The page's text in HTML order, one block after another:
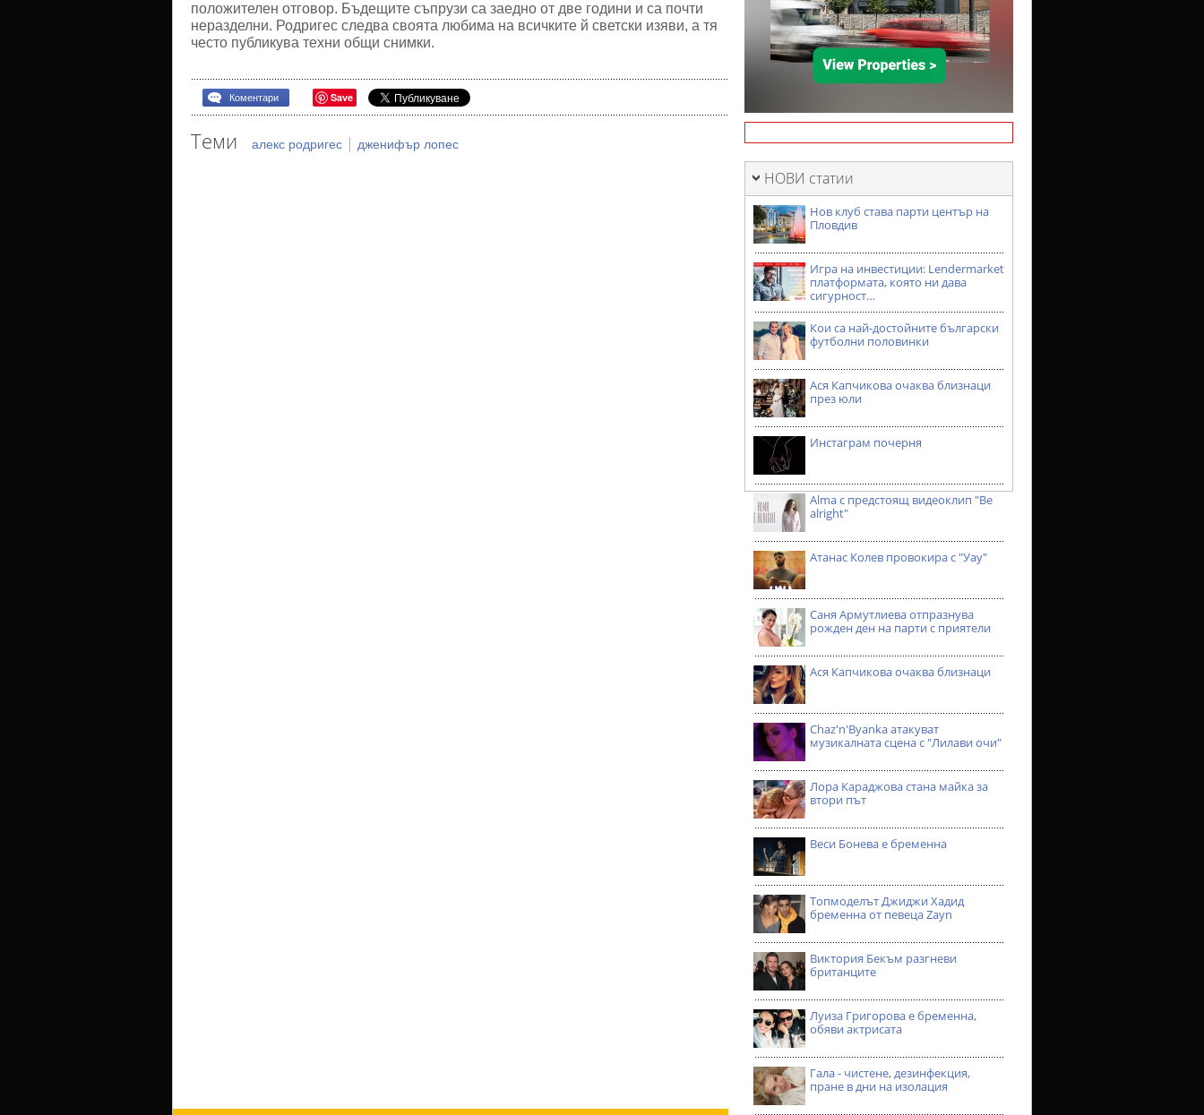
положителен отговор. Бъдещите съпрузи са заедно от две години и са почти
неразделни. Родригес следва своята любима на всичките й светски изяви, а тя
често публикува техни общи снимки.
Коментари Save
Теми алекс родригес | дженифър лопес
НОВИ статии
Нов клуб става парти център на
Пловдив
Игра на инвестиции: Lendermarket
платформата, която ни дава
сигурност…
Кои са най-достойните български
футболни половинки
Ася Капчикова очаква близнаци
през юли
Инстаграм почерня
Alma с предстоящ видеоклип "Be
alright"
Атанас Колев провокира с "Уау"
Саня Армутлиева отпразнува
рожден ден на парти с приятели
Ася Капчикова очаква близнаци
Chaz'n'Byanka атакуват
музикалната сцена с "Лилави очи"
Лора Караджова стана майка за
втори път
Веси Бонева е бременна
Топмоделът Джиджи Хадид
бременна от певеца Zayn
Виктория Бекъм разгневи
британците
Луиза Григорова е бременна,
обяви актрисата
Гала - чистене, дезинфекция,
пране в дни на изолация